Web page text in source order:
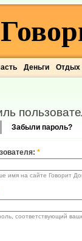
Деньги Отдых
Забыли пароль?
*
имя на сайте Говорит
соответствующий